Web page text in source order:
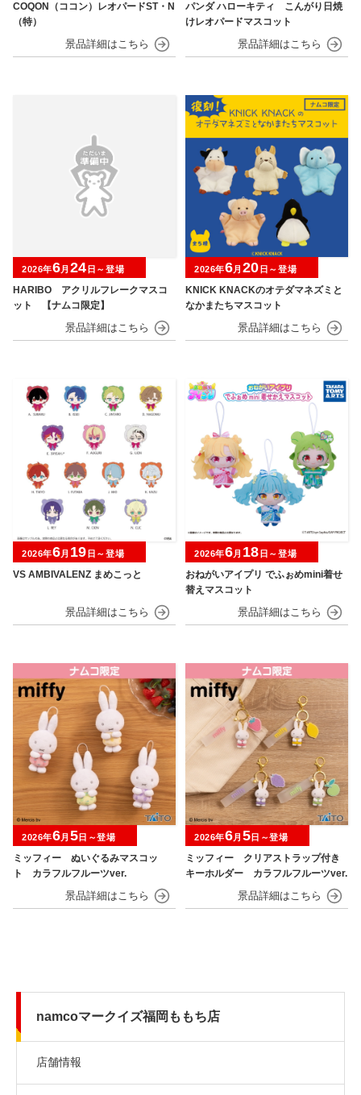
COQON（ココン）レオパードST・N
（特）
パンダ ハローキティ こんがり日焼
けレオパードマスコット
HARIBO アクリルフレークマスコ
ット 【ナムコ限定】
2026年6月 24 日～登場
KNICK KNACKのオテダマネズミと
なかまたちマスコット
2026年6月 20 日～登場
VS AMBIVALENZ まめこっと
2026年6月 19 日～登場
おねがいアイプリ でふぉめmini着せ
替えマスコット
2026年6月 18 日～登場
ミッフィー ぬいぐるみマスコッ
ト カラフルフルーツver.
2026年6月 5日～登場
ミッフィー クリアストラップ付き
キーホルダー カラフルフルーツver.
2026年6月 5日～登場
namcoマークイズ福岡ももち店
店舗情報